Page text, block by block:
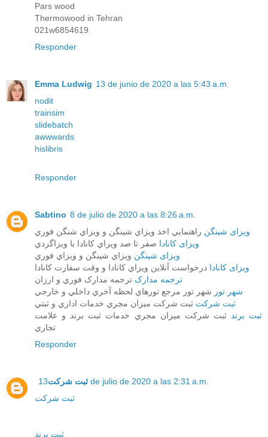
Pars wood
Thermowood in Tehran
021w6854619
Responder
Emma Ludwig 13 de junio de 2020 a las 5:43 a.m.
nodit
trainsim
slidebatch
awwwards
hislibris
Responder
Sabtino 8 de julio de 2020 a las 8:26 a.m.
ويزای شينگن راهنمايي اخذ ويزاي شينگن و ويزاي شنگن فوري
ويزای کانادا صفر تا صد ويزاي کانادا با ويزاگردي
ويزای شينگن ويزاي شينگن و ويزاي فوري
ويزای کانادا درخواست آنلاين ويزاي کانادا و وقت سفارت کانادا
ترجمه مدارک ترجمه مدارک فوري و ارزان
شهر تور شهر تور مرجع تورهاي لحظه آخري داخلي و خارجي
ثبت شرکت ثبت شرکت ميزان مجري خدمات اداري و ثبتي
ثبت برند ثبت شرکت ميزان مجري خدمات ثبت برند و علامت
تجاري
Responder
ثبت شرکت 13 de julio de 2020 a las 2:31 a.m.
ثبت شرکت
ثبت برند